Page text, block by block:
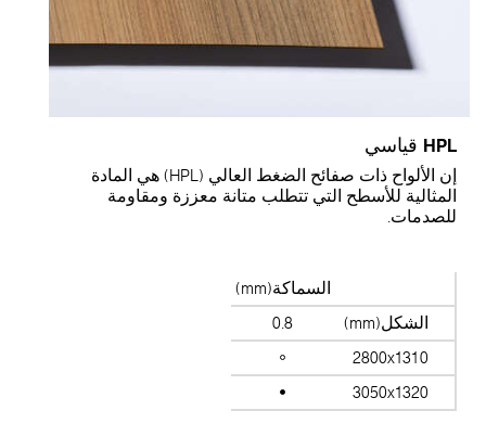
HPL قياسي
إن الألواح ذات صفائح الضغط العالي (HPL) هي المادة
المثالية للأسطح التي تتطلب متانة معززة ومقاومة
للصدمات.
السماكة(mm)
الشكل(mm)
0.8
2800x1310
3050x1320